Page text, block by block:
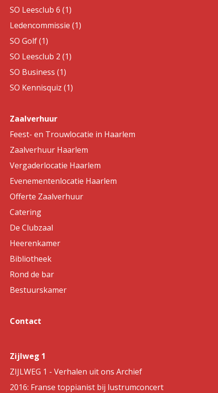
SO Leesclub 6 (1)
Ledencommissie (1)
SO Golf (1)
SO Leesclub 2 (1)
SO Business (1)
SO Kennisquiz (1)
Zaalverhuur
Feest- en Trouwlocatie in Haarlem
Zaalverhuur Haarlem
Vergaderlocatie Haarlem
Evenementenlocatie Haarlem
Offerte Zaalverhuur
Catering
De Clubzaal
Heerenkamer
Bibliotheek
Rond de bar
Bestuurskamer
Contact
Zijlweg 1
ZIJLWEG 1 - Verhalen uit ons Archief
2016: Franse toppianist bij lustrumconcert